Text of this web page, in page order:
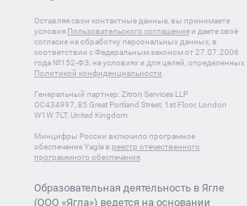
Оставляя свои контактные данные, вы принимаете
условия Пользовательского соглашения и даете своё
согласие на обработку персональных данных, в
соответствии с Федеральным законом от 27.07.2006
года №152-ФЗ, на условиях и для целей, определенных
Политикой конфиденциальности
Генеральный партнер: Zitron Services LLP
OC434997, 85 Great Portland Street, 1st Floor, London
W1W 7LT, United Kingdom
Минцифры России включило програмное
обеспечение Yagla в реестр отечественного
программного обеспечения
Образовательная деятельность в Ягле
(ООО «Ягла») ведется на основании